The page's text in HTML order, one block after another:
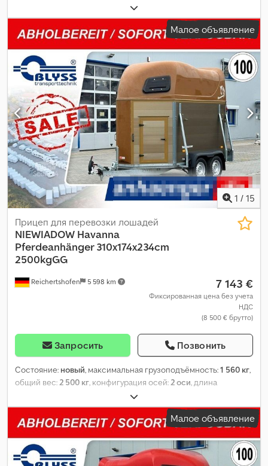
1 ось
Оборудование:ванная комната, отопитель стояночный,
Малое объявление
1 / 15
Reichertshofen 5 598 km
Прицеп для перевозки лошадей
NIEWIADOW Havanna
Pferdeanhänger 310x174x234cm
2500kgGG
7 143 €
Фиксированная цена без учета
НДС
(8 500 € брутто)
Запросить Позвонить
Состояние: новый, максимальная грузоподъёмность:1 560 кг,
общий вес:2 500 кг, конфигурация осей:2 оси, длина
, ширина пространства для
загрузки:1 740 мм, высота грузового отсека:2 340 мм,
Малое объявление